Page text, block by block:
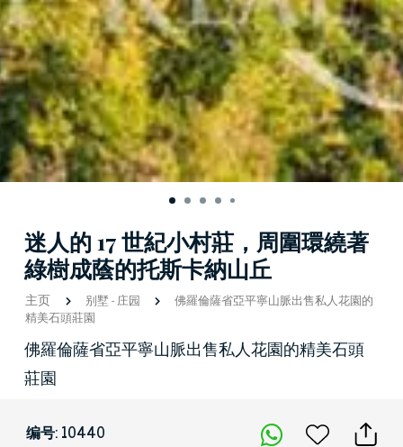
迷人的 17 世紀小村莊，周圍環繞著
綠樹成蔭的托斯卡納山丘
主页 别墅-庄园
佛羅倫薩省亞平寧山脈出售私人花園的
精美石頭莊園
佛羅倫薩省亞平寧山脈出售私人花園的精美石頭
莊園
编号: 10440